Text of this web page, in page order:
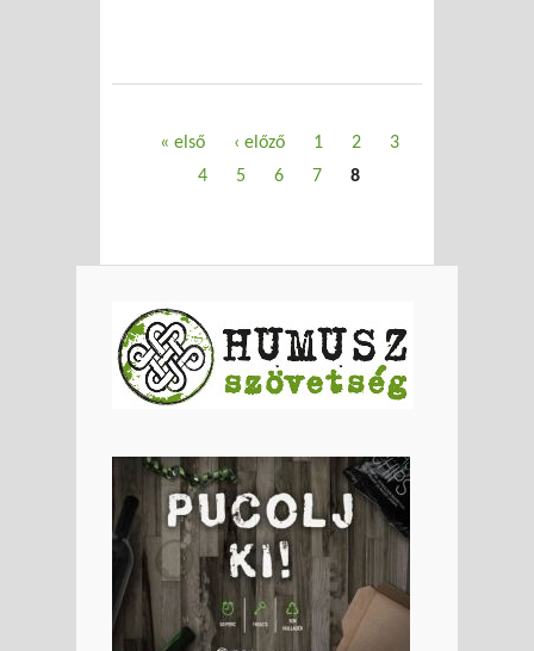
« első ‹ előző 1 2
3
4
5 6 7 8